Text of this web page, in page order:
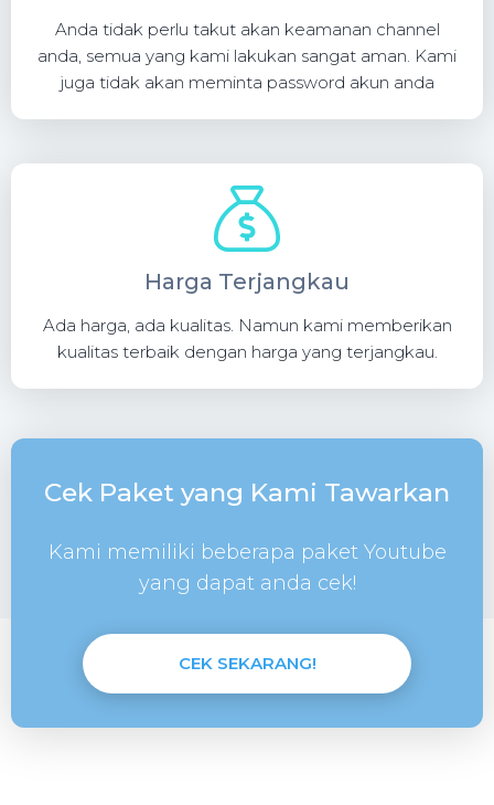
Anda tidak perlu takut akan keamanan channel
anda, semua yang kami lakukan sangat aman. Kami
juga tidak akan meminta password akun anda
Harga Terjangkau
Ada harga, ada kualitas. Namun kami memberikan
kualitas terbaik dengan harga yang terjangkau.
Cek Paket yang Kami Tawarkan
Kami memiliki beberapa paket Youtube
yang dapat anda cek!
CEK SEKARANG!